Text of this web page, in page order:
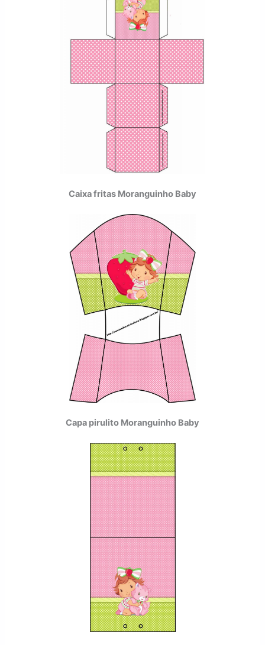
Caixa fritas Moranguinho Baby
Capa pirulito Moranguinho Baby